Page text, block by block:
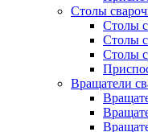
Столы
Столы
Столы
Столы
Вращатели